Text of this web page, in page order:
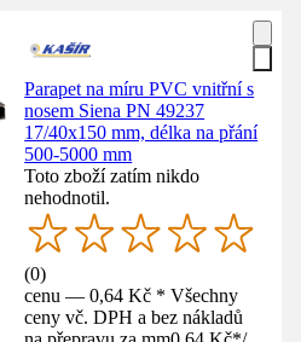
Parapet na míru PVC vnitřní s
nosem Siena PN 49237
17/40x150 mm, délka na přání
500-5000 mm
Toto zboží zatím nikdo
nehodnotil.
(0)
cenu — 0,64 Kč * Všechny
ceny vč. DPH a bez nákladů